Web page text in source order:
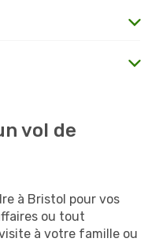
vol de
à Bristol pour vos
ou tout
à votre famille ou